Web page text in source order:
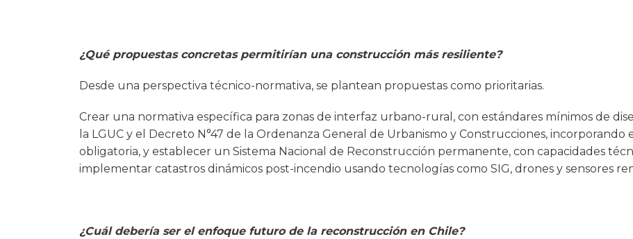
¿Qué propuestas concretas permitirían una construcción más resiliente?
Desde una perspectiva técnico-normativa, se plantean propuestas como prioritarias.
Crear una normativa específica para zonas de interfaz urbano-rural, con estándares mínimos de
la LGUC y el Decreto N°47 de la Ordenanza General de Urbanismo y Construcciones, incorporando
obligatoria, y establecer un Sistema Nacional de Reconstrucción permanente, con capacidades
implementar catastros dinámicos post-incendio usando tecnologías como SIG, drones y sensores
¿Cuál debería ser el enfoque futuro de la reconstrucción en Chile?